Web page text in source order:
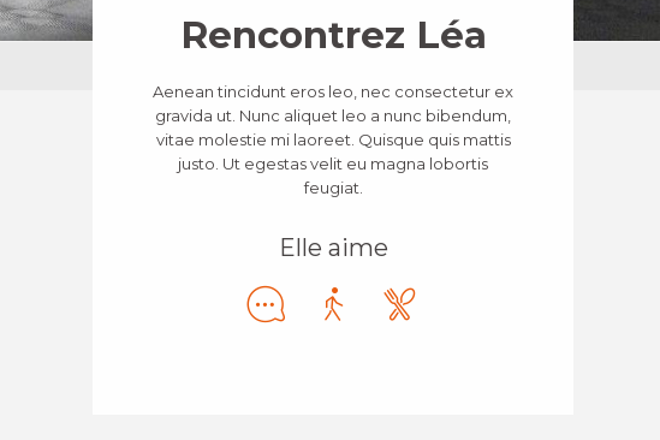
Rencontrez Léa
Aenean tincidunt eros leo, nec consectetur ex
gravida ut. Nunc aliquet leo a nunc bibendum,
vitae molestie mi laoreet. Quisque quis mattis
justo. Ut egestas velit eu magna lobortis
feugiat.
Elle aime